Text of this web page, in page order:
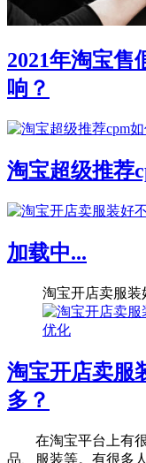
2021年淘宝售
响？
淘宝超级推荐
加载中...
淘宝开店卖服装
优化
淘宝开店卖服
多？
在淘宝平台上有很
品、服装等。有很多